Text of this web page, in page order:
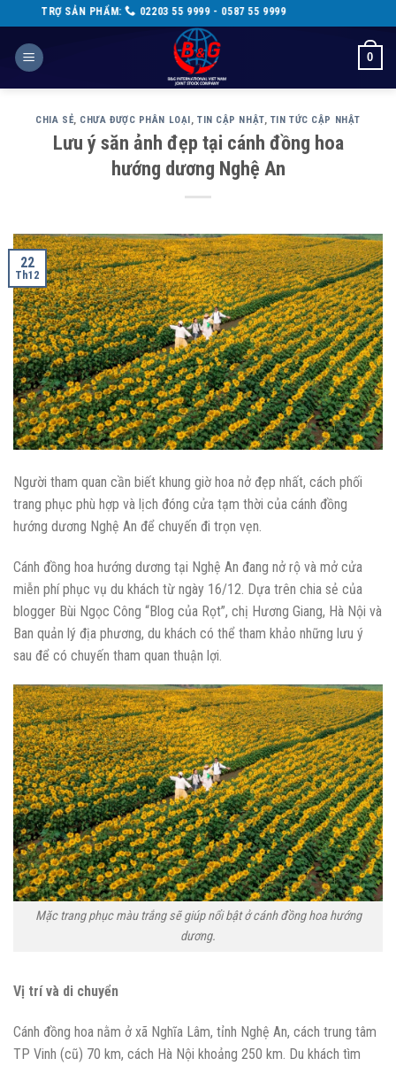
to
content
PHẨM: 02203 55 9999 - 0587 55 9999
0
CHIA SẺ, CHƯA ĐƯỢC PHÂN LOẠI, TIN CẬP NHẬT, TIN TỨC CẬP NHẬT
Lưu ý săn ảnh đẹp tại cánh đồng hoa
hướng dương Nghệ An
22
Th12
Người tham quan cần biết khung giờ hoa nở đẹp nhất, cách phối
trang phục phù hợp và lịch đóng cửa tạm thời của cánh đồng
hướng dương Nghệ An để chuyến đi trọn vẹn.
Cánh đồng hoa hướng dương tại Nghệ An đang nở rộ và mở cửa
miễn phí phục vụ du khách từ ngày 16/12. Dựa trên chia sẻ của
blogger Bùi Ngọc Công “Blog của Rọt”, chị Hương Giang, Hà Nội và
Ban quản lý địa phương, du khách có thể tham khảo những lưu ý
sau để có chuyến tham quan thuận lợi.
Mặc trang phục màu trắng sẽ giúp nổi bật ở cánh đồng hoa hướng
dương.
Vị trí và di chuyển
Cánh đồng hoa nằm ở xã Nghĩa Lâm, tỉnh Nghệ An, cách trung tâm
TP Vinh (cũ) 70 km, cách Hà Nội khoảng 250 km. Du khách tìm